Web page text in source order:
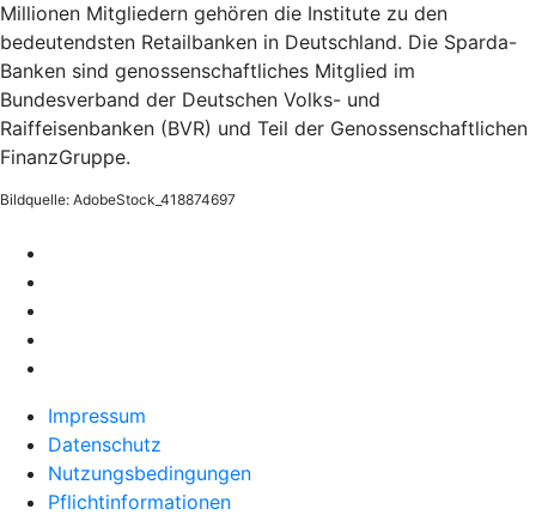
Millionen Mitgliedern gehören die Institute zu den
bedeutendsten Retailbanken in Deutschland. Die Sparda-
Banken sind genossenschaftliches Mitglied im
Bundesverband der Deutschen Volks- und
Raiffeisenbanken (BVR) und Teil der Genossenschaftlichen
FinanzGruppe.
Bildquelle: AdobeStock_418874697
Impressum
Datenschutz
Nutzungsbedingungen
Pflichtinformationen